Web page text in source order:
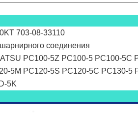
703-08-33110
соединения
PC100-5Z PC100-5 PC100-5C
5M PC120-5S PC120-5C PC130-5
5K